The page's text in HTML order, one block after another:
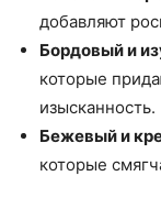
добавляют
Бордовый и
которые
изысканность.
Бежевый и
которые